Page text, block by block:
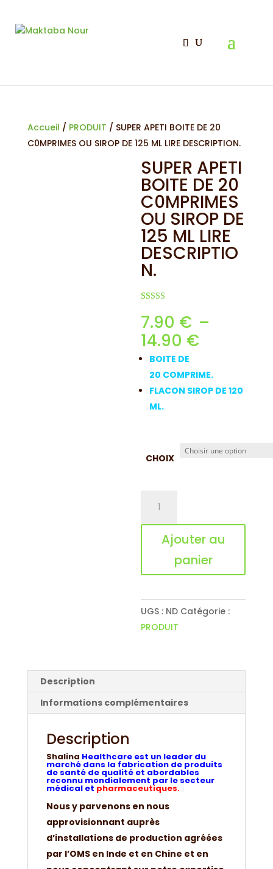
Accueil / PRODUIT / SUPER APETI BOITE DE 20
C0MPRIMES OU SIROP DE 125 ML LIRE DESCRIPTION.
SUPER APETI
BOITE DE 20
C0MPRIMES
OU SIROP DE
125 ML LIRE
DESCRIPTIO
N.
sur 5 basé
sur
notations
client
7.90 € –
14.90 €
prix :
7.90 €
BOITE DE
20 COMPRIME.
FLACON SIROP DE 120
ML.
CHOIX
SUPER
APETI
DE
C0MPRIMES
OU
125
LIRE
Ajouter au
panier
UGS : ND Catégorie :
PRODUIT
Description
Informations complémentaires
Description
Shalina Healthcare est un leader du
marché dans la fabrication de produits
de santé de qualité et abordables
reconnu mondialement par le secteur
médical et pharmaceutiques.
Nous y parvenons en nous
approvisionnant auprès
d’installations de production agréées
par l’OMS en Inde et en Chine et en